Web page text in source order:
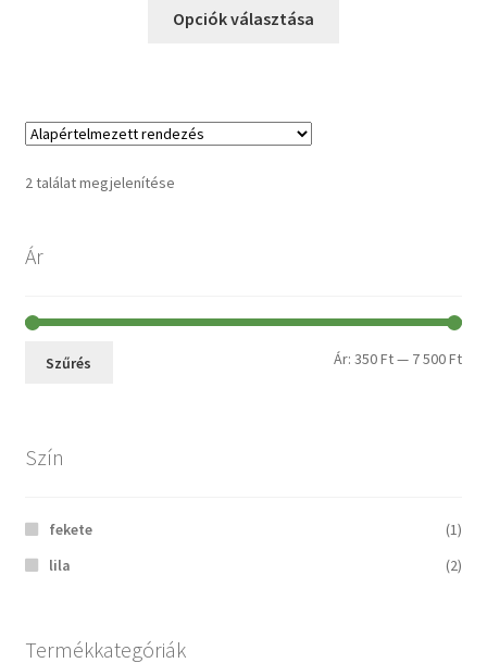
Opciók választása
2 találat megjelenítése
Ár
Szűrés Ár:350 Ft— 7 500 Ft
Szín
fekete
(1)
lila
(2)
Termékkategóriák